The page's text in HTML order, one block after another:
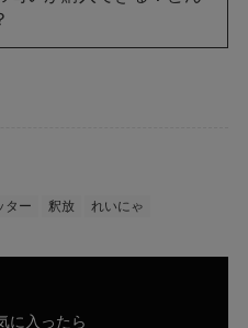
ター 釈放 れいにゃ
に入ったら